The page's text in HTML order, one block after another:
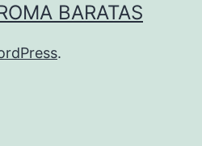
BARATAS
.